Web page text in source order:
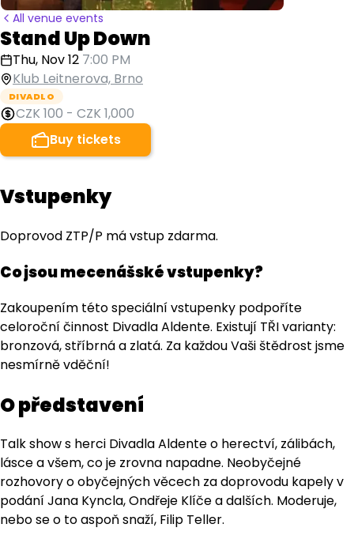
All venue events
Stand Up Down
Thu, Nov 12 7:00 PM
Klub Leitnerova, Brno
DIVADLO
CZK 100 - CZK 1,000
Buy tickets
Vstupenky
Doprovod ZTP/P má vstup zdarma.
Co jsou mecenášské vstupenky?
Zakoupením této speciální vstupenky podpoříte
celoroční činnost Divadla Aldente. Existují TŘI varianty:
bronzová, stříbrná a zlatá. Za každou Vaši štědrost jsme
nesmírně vděční!
O představení
Talk show s herci Divadla Aldente o herectví, zálibách,
lásce a všem, co je zrovna napadne. Neobyčejné
rozhovory o obyčejných věcech za doprovodu kapely v
podání Jana Kyncla, Ondřeje Klíče a dalších. Moderuje,
nebo se o to aspoň snaží, Filip Teller.